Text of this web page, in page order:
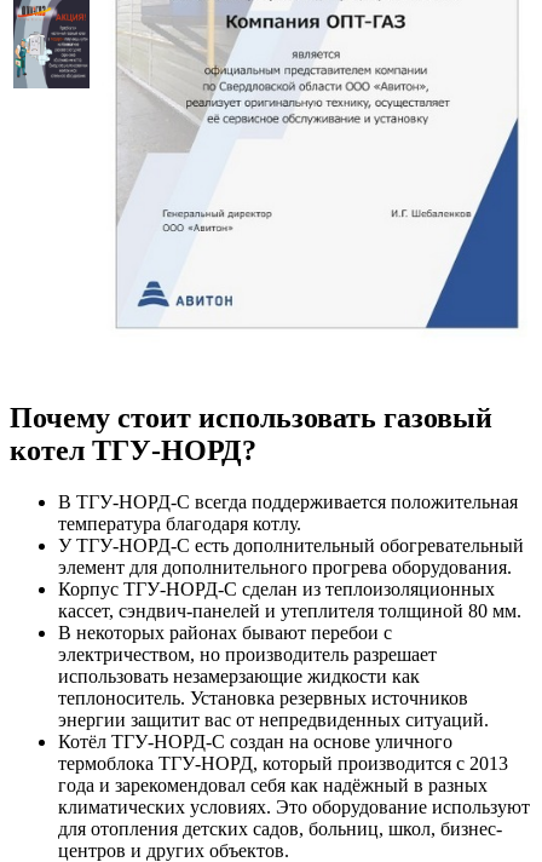
Почему стоит использовать газовый
котел ТГУ-НОРД?
В ТГУ-НОРД-С всегда поддерживается положительная
температура благодаря котлу.
У ТГУ-НОРД-С есть дополнительный обогревательный
элемент для дополнительного прогрева оборудования.
Корпус ТГУ-НОРД-С сделан из теплоизоляционных
кассет, сэндвич-панелей и утеплителя толщиной 80 мм.
В некоторых районах бывают перебои с
электричеством, но производитель разрешает
использовать незамерзающие жидкости как
теплоноситель. Установка резервных источников
энергии защитит вас от непредвиденных ситуаций.
Котёл ТГУ-НОРД-С создан на основе уличного
термоблока ТГУ-НОРД, который производится с 2013
года и зарекомендовал себя как надёжный в разных
климатических условиях. Это оборудование используют
для отопления детских садов, больниц, школ, бизнес-
центров и других объектов.